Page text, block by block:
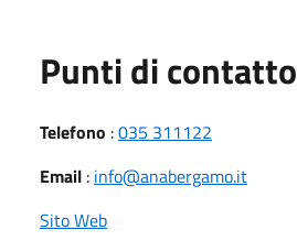
Punti di contatto
Telefono :035 311122
Email : info@anabergamo.it
Sito Web